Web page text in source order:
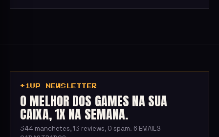
+1UP NEWSLETTER
O MELHOR DOS GAMES NA SUA
CAIXA, 1X NA SEMANA.
344 manchetes, 13 reviews, 0 spam. 6 EMAILS